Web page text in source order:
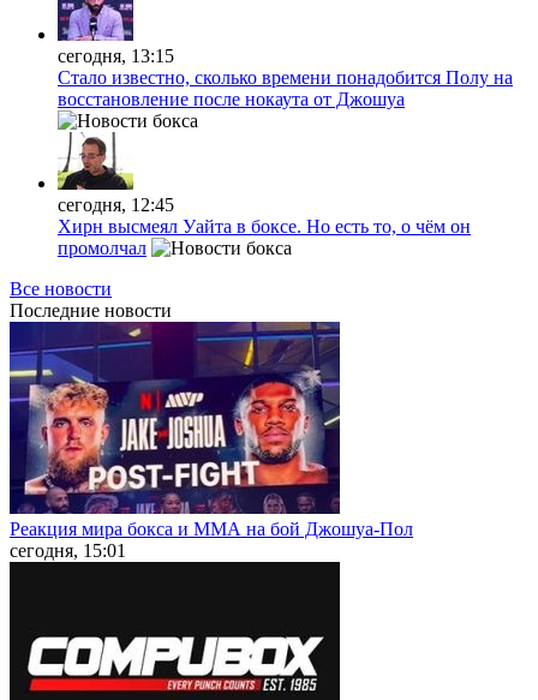
сегодня, 13:15
Стало известно, сколько времени понадобится Полу на
восстановление после нокаута от Джошуа
сегодня, 12:45
Хирн высмеял Уайта в боксе. Но есть то, о чём он
промолчал
Все новости
Последние новости
Реакция мира бокса и ММА на бой Джошуа-Пол
сегодня, 15:01